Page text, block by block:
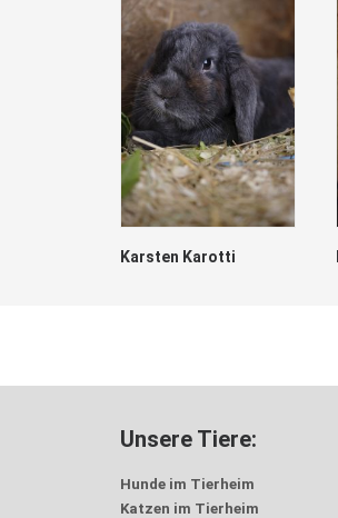
Karsten Karotti
Unsere Tiere:
Hunde im Tierheim
Katzen im Tierheim